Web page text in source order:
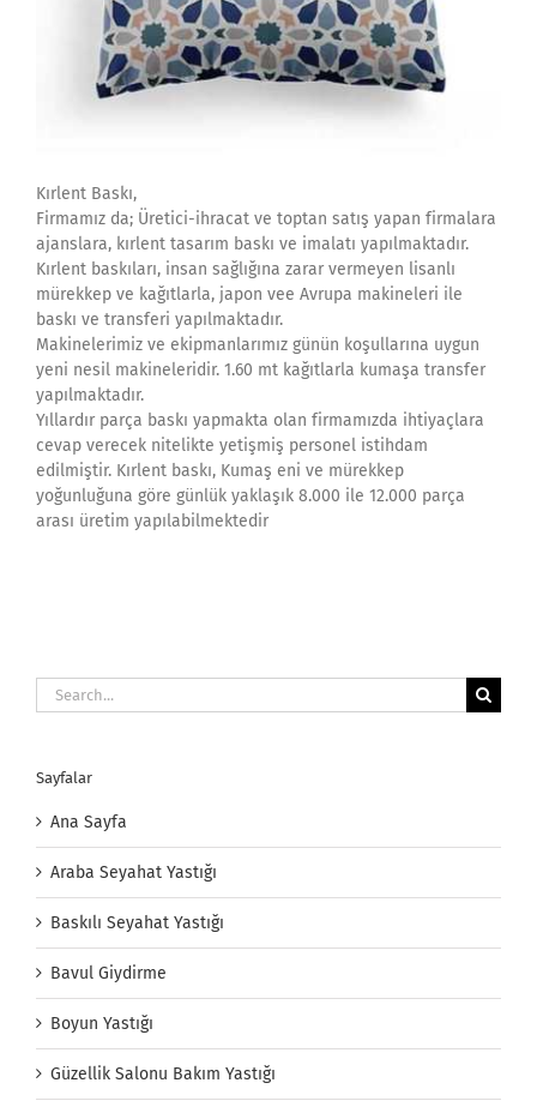
Kırlent Baskı,
Firmamız da; Üretici-ihracat ve toptan satış yapan firmalara
ajanslara, kırlent tasarım baskı ve imalatı yapılmaktadır.
Kırlent baskıları, insan sağlığına zarar vermeyen lisanlı
mürekkep ve kağıtlarla, japon vee Avrupa makineleri ile
baskı ve transferi yapılmaktadır.
Makinelerimiz ve ekipmanlarımız günün koşullarına uygun
yeni nesil makineleridir. 1.60 mt kağıtlarla kumaşa transfer
yapılmaktadır.
Yıllardır parça baskı yapmakta olan firmamızda ihtiyaçlara
cevap verecek nitelikte yetişmiş personel istihdam
edilmiştir. Kırlent baskı, Kumaş eni ve mürekkep
yoğunluğuna göre günlük yaklaşık 8.000 ile 12.000 parça
arası üretim yapılabilmektedir
Search
for:
Sayfalar
Ana Sayfa
Araba Seyahat Yastığı
Baskılı Seyahat Yastığı
Bavul Giydirme
Boyun Yastığı
Güzellik Salonu Bakım Yastığı